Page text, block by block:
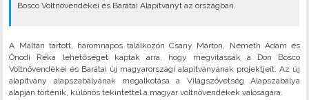
Bosco Voltnövendékei és Barátai Alapítványt az országban.
A Máltán tartott, háromnapos találkozón Csány Márton, Németh Ádám és
Ónodi Réka lehetőséget kaptak arra, hogy megvitassák a Don Bosco
Voltnövendékei és Barátai új magyarországi alapítványának projektjeit. Az új
alapítvány alapszabályának megalkotása a Világszövetség Alapszabálya
alapján történik, különös tekintettel a magyar voltnövendékek valóságára.